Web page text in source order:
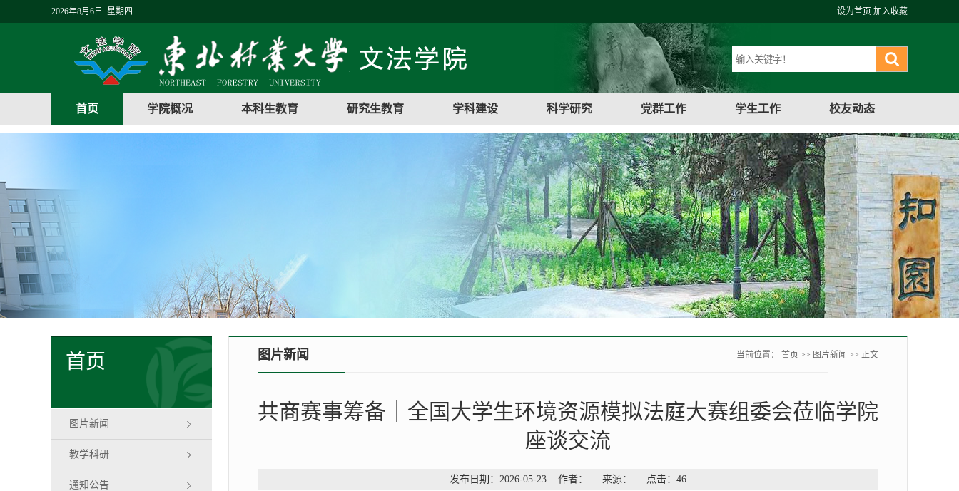
2026年8月6日 星期四 设为首页 加入收藏
首页 学院概况 本科生教育 研究生教育 学科建设 科学研究 党群工作 学生工作 校友动态
首页
图片新闻
教学科研
通知公告
图片新闻 当前位置： 首页 >> 图片新闻 >> 正文
共商赛事筹备｜全国大学生环境资源模拟法庭大赛组委会莅临学院
座谈交流
发布日期：2026-05-23 作者： 来源： 点击： 46